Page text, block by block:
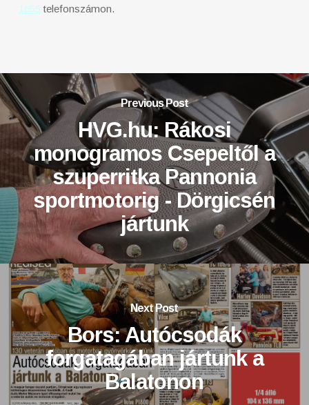
1655 telefonszámon.
Previous Post
HVG.hu: Rákosi
monogramos Csepeltől a
szuperritka Pannonia
sportmotorig - Dörgicsén
jártunk
Next Post
Bors: Autócsodák
forgatagában jártunk a
Balatonon